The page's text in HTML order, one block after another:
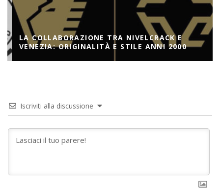
LA COLLABORAZIONE TRA NIVELCRACK E
VENEZIA: ORIGINALITÀ E STILE ANNI 2000
Iscriviti alla discussione